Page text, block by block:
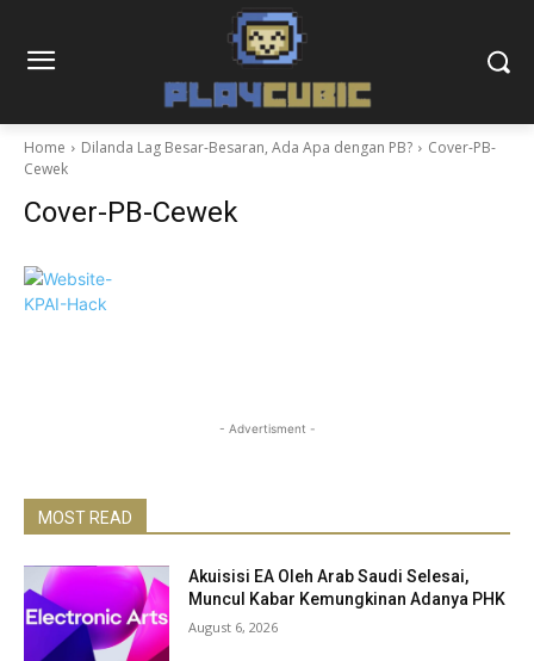
Home Dilanda Lag Besar-Besaran, Ada Apa dengan PB?
Cover-PB-
Cewek
Cover-PB-Cewek
- Advertisment -
MOST READ
Akuisisi EA Oleh Arab Saudi Selesai,
Muncul Kabar Kemungkinan Adanya PHK
August 6, 2026